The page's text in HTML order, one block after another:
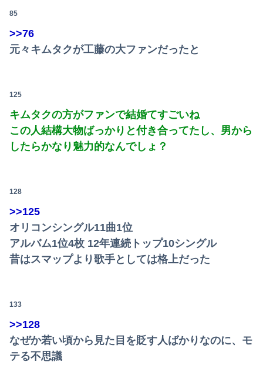
85
>>76
元々キムタクが工藤の大ファンだったと
125
キムタクの方がファンで結婚てすごいね
この人結構大物ばっかりと付き合ってたし、男から
したらかなり魅力的なんでしょ？
128
>>125
オリコンシングル11曲1位
アルバム1位4枚 12年連続トップ10シングル
昔はスマップより歌手としては格上だった
133
>>128
なぜか若い頃から見た目を貶す人ばかりなのに、モ
テる不思議